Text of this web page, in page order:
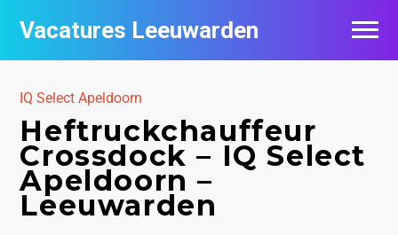
Vacatures Leeuwarden
IQ Select Apeldoorn
Heftruckchauffeur
Crossdock – IQ Select
Apeldoorn –
Leeuwarden
Vacatures per bedrijf
De populairste vacatures in Leeuwarden
Nieuwsbrief feed